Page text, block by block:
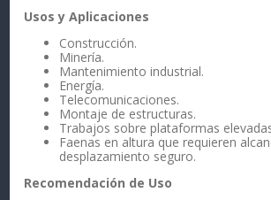
Usos y Aplicaciones
Construcción.
Minería.
Mantenimiento industrial.
Energía.
Telecomunicaciones.
Montaje de estructuras.
Trabajos sobre plataformas
Faenas en altura que requieren
desplazamiento seguro.
Recomendación de Uso